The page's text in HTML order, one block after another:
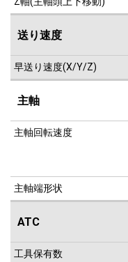
送り速度
早送り速度(X/Y/Z)
主軸
主軸回転速度
主軸端形状
ATC
工具保有数